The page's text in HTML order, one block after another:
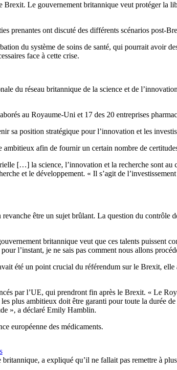
Le gouvernement britannique veut protéger la
prenantes ont discuté des différents scénarios post-
du système de soins de santé, qui pourrait avoir
face à cette crise.
du réseau britannique de la science et de
au Royaume-Uni et 17 des 20 entreprises
sa position stratégique pour l’innovation et les
afin de fournir un certain nombre de
[…] la science, l’innovation et la recherche sont
et le développement. « Il s’agit de
être un sujet brûlant. La question du
britannique veut que ces talents puissent
l’instant, je ne sais pas comment nous allons
été un point crucial du référendum sur le Brexit,
par l’UE, qui prendront fin après le Brexit. « Le
plus ambitieux doit être garanti pour toute la durée
», a déclaré Emily Hamblin.
européenne des médicaments.
a expliqué qu’il ne fallait pas remettre à